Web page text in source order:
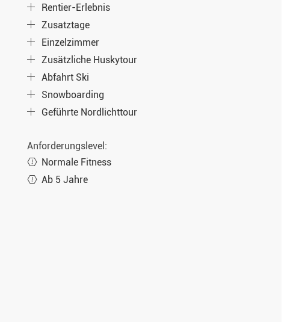
Rentier-Erlebnis
Zusatztage
Einzelzimmer
Zusätzliche Huskytour
Abfahrt Ski
Snowboarding
Geführte Nordlichttour
Anforderungslevel:
Normale Fitness
Ab 5 Jahre